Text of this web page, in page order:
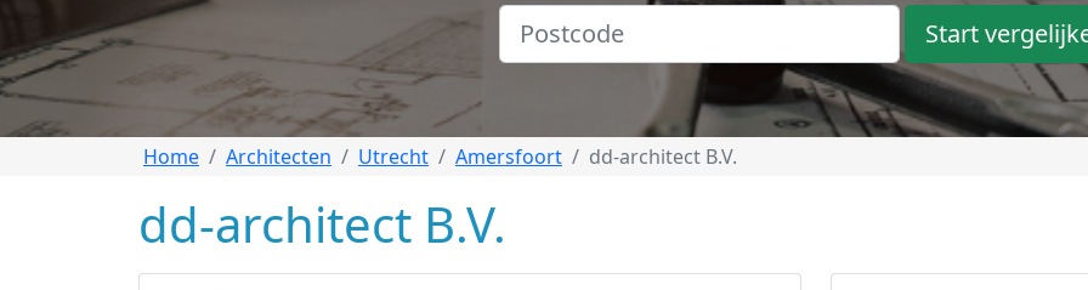
Start
Home Architecten Utrecht Amersfoort dd-architect B.V.
dd-architect B.V.